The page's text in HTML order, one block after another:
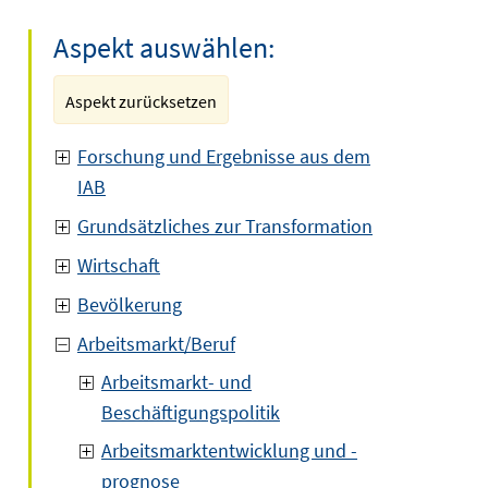
Aspekt auswählen:
Aspekt zurücksetzen
Forschung und Ergebnisse aus dem
IAB
Grundsätzliches zur Transformation
Wirtschaft
Bevölkerung
Arbeitsmarkt/Beruf
Arbeitsmarkt- und
Beschäftigungspolitik
Arbeitsmarktentwicklung und -
prognose